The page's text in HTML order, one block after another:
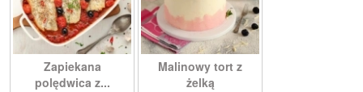
Zapiekana
polędwica z...
Malinowy tort z
żelką